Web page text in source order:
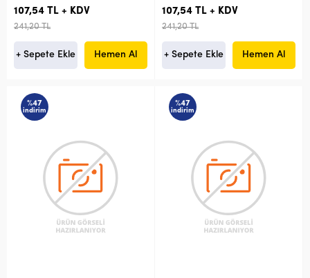
107,54 TL + KDV
241,20 TL
+ Sepete Ekle Hemen Al
107,54 TL + KDV
241,20 TL
+ Sepete Ekle Hemen Al
%47
indirim
%47
indirim